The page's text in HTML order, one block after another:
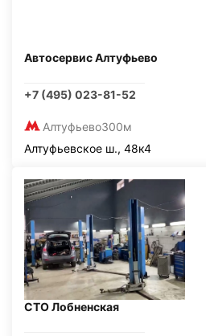
Автосервис Алтуфьево
+7 (495) 023-81-52
Алтуфьево300м
Алтуфьевское ш., 48к4
СТО Лобненская